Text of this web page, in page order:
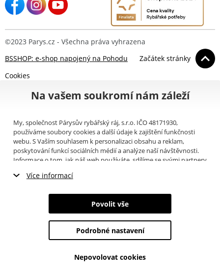
©2023 Parys.cz - Všechna práva vyhrazena
BSSHOP: e-shop napojený na Pohodu
Začátek stránky
Cookies
Na vašem soukromí nám záleží
My, společnost Párysův rybářský ráj, s.r.o. IČO 48171930,
používáme soubory cookies a další údaje k zajištění funkčnosti
webu. S Vaším souhlasem k personalizaci obsahu a reklam,
poskytování funkcí sociálních médií a analýze naší návštěvnosti.
Informace o tom, jak náš web používáte, sdílíme se svými partnery
můžete přečíst, jak tyto informace Google používá. Partneři tyto
poskytli nebo které získali v důsledku toho, že používáte jejich
služby. Tyto údaje zahrnují cookies, data z dalších úložišť, IP
adresu a další informace spojené s prohlížením webu. Svůj souhlas
Více informací
Nezbytné cookies
Marketingové cookies
Analytické cookies
Údaje o uživatelích
Povolit vše
Podrobné nastavení
Nepovolovat cookies